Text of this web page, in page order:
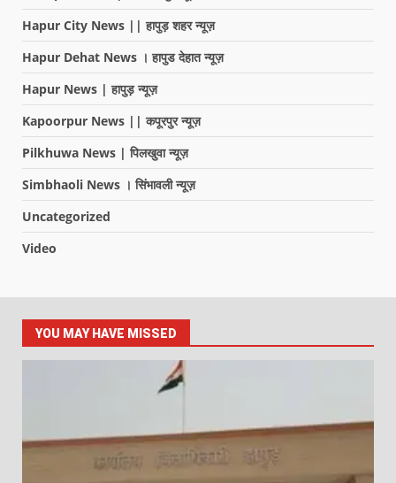
Hapur City News || हापुड़ शहर न्यूज़
Hapur Dehat News । हापुड देहात न्यूज़
Hapur News | हापुड़ न्यूज़
Kapoorpur News || कपूरपुर न्यूज़
Pilkhuwa News | पिलखुवा न्यूज़
Simbhaoli News । सिंभावली न्यूज़
Uncategorized
Video
YOU MAY HAVE MISSED